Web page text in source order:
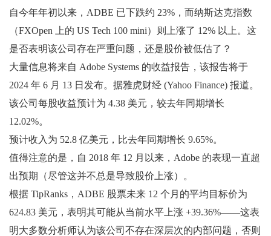
自今年年初以来，ADBE 已下跌约 23%，而纳斯达克指数
（FXOpen 上的 US Tech 100 mini）则上涨了 12% 以上。这
是否表明该公司存在严重问题，还是股价被低估了？
大量信息将来自 Adob​​e Systems 的收益报告，该报告将于
2024 年 6 月 13 日发布。据雅虎财经 (Yahoo Finance) 报道。
该公司每股收益预计为 4.38 美元，较去年同期增长
12.02%。
预计收入为 52.8 亿美元，比去年同期增长 9.65%。
值得注意的是，自 2018 年 12 月以来，Adobe 的表现一直超
出预期（尽管这并不总是导致股价上涨）。
根据 TipRanks，ADBE 股票未来 12 个月的平均目标价为
624.83 美元，表明其可能从当前水平上涨 +39.36%——这表
明大多数分析师认为该公司不存在深层次的内部问题，否则